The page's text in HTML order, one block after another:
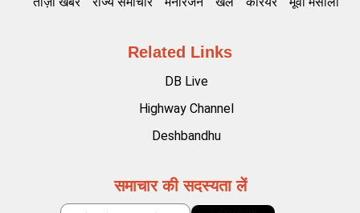
Related Links
DB Live
Highway Channel
Deshbandhu
समाचार की सदस्यता लें